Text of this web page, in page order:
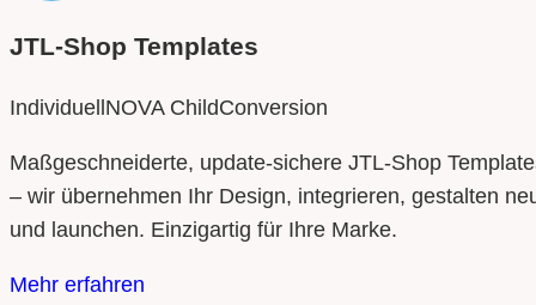
JTL‑Shop Templates
Individuell NOVA ChildConversion
Maßgeschneiderte, update‑sichere JTL‑Shop
– wir übernehmen Ihr Design, integrieren, gestalten
und launchen. Einzigartig für Ihre Marke.
Mehr erfahren